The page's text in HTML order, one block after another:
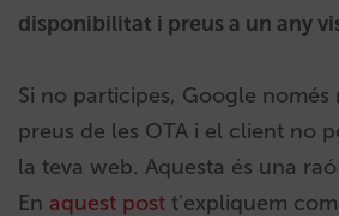
disponibilitat i preus a un any
Si no participes, Google només
preus de les OTA i el client no
la teva web. Aquesta és una
En aquest post t’expliquem